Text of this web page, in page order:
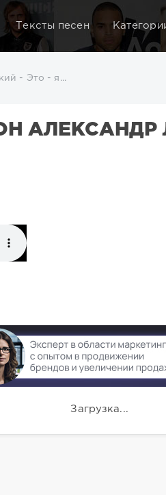
Тексты песен
- Это - я...
АЛЕКСАНДР
Загрузка...